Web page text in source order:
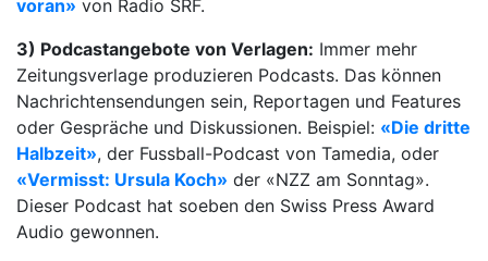
voran» von Radio SRF.
3) Podcastangebote von Verlagen: Immer mehr
Zeitungsverlage produzieren Podcasts. Das können
Nachrichtensendungen sein, Reportagen und Features
oder Gespräche und Diskussionen. Beispiel: «Die dritte
Halbzeit», der Fussball-Podcast von Tamedia, oder
«Vermisst: Ursula Koch» der «NZZ am Sonntag».
Dieser Podcast hat soeben den Swiss Press Award
Audio gewonnen.